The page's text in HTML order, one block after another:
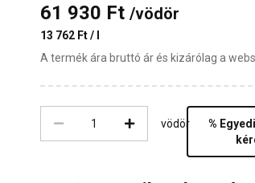
61 930 Ft /vödör
13 762 Ft / l
A termék ára bruttó ár és kizárólag a
vödör
%